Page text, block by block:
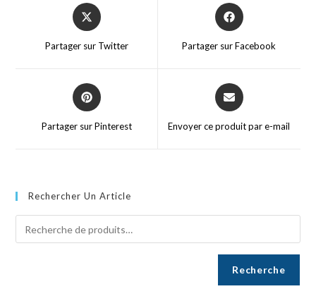
Partager sur Twitter Partager sur Facebook
Partager sur Pinterest Envoyer ce produit par e-mail
Rechercher Un Article
Recherche